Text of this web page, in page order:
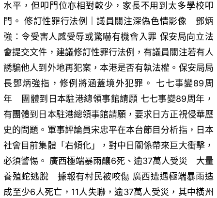
水平，但叩門位亦相對較少，家長不用到太多學校叩
門。 修訂性罪行法例｜議員關注深偽色情影像 鄧炳
強：令受害人感受辱或驚嚇有機會入罪 保安局向立法
會提交文件，建議修訂性罪行法例，有議員關注若有人
誘騙他人到外地再犯案，本港是否有執法權。保安局局
長鄧炳強指，修例將涵蓋境外犯罪。 七七事變89周
年 團體到日本駐港總領事館請願 七七事變89周年，
有團體到日本駐港總領事館請願，要求日方正視侵華歷
史的問題。軍事評論員宋忠平在本台節目分析指，日本
社會目前集體「右傾化」，對中日關係帶來巨大衝擊，
必須警惕。 廣西極端暴雨釀6死、逾37萬人受災 大量
養殖蛇逃脫 據報有村民被咬傷 廣西遭遇極端暴雨造
成至少6人死亡，11人失聯，逾37萬人受災，其中橫州